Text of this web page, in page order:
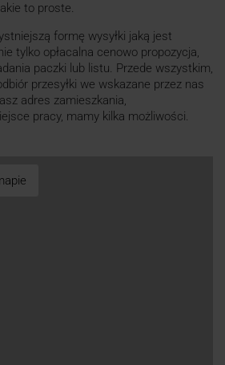
to proste.
formę wysyłki jaką jest
tylko opłacalna cenowo propozycja,
paczki lub listu. Przede wszystkim,
przesyłki we wskazane przez nas
adres zamieszkania,
pracy, mamy kilka możliwości.